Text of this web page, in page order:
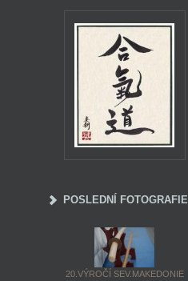
POSLEDNÍ FOTOGRAFIE
20.VÝROČÍ SEV.MAKEDONIE